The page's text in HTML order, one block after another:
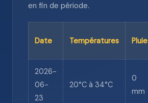
en fin de période.
Date Températures Pluie
2026-
06-
23
20°C à 34°C
0
mm